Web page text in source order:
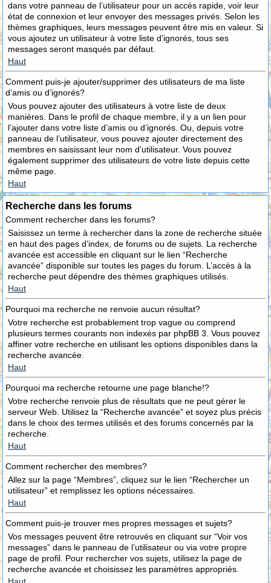
dans votre panneau de l’utilisateur pour un accès rapide, voir leur
état de connexion et leur envoyer des messages privés. Selon les
thèmes graphiques, leurs messages peuvent être mis en valeur. Si
vous ajoutez un utilisateur à votre liste d’ignorés, tous ses
messages seront masqués par défaut.
Haut
Comment puis-je ajouter/supprimer des utilisateurs de ma liste
d’amis ou d’ignorés?
Vous pouvez ajouter des utilisateurs à votre liste de deux
manières. Dans le profil de chaque membre, il y a un lien pour
l’ajouter dans votre liste d’amis ou d’ignorés. Ou, depuis votre
panneau de l’utilisateur, vous pouvez ajouter directement des
membres en saisissant leur nom d’utilisateur. Vous pouvez
également supprimer des utilisateurs de votre liste depuis cette
même page.
Haut
Recherche dans les forums
Comment rechercher dans les forums?
Saisissez un terme à rechercher dans la zone de recherche située
en haut des pages d’index, de forums ou de sujets. La recherche
avancée est accessible en cliquant sur le lien “Recherche
avancée” disponible sur toutes les pages du forum. L’accès à la
recherche peut dépendre des thèmes graphiques utilisés.
Haut
Pourquoi ma recherche ne renvoie aucun résultat?
Votre recherche est probablement trop vague ou comprend
plusieurs termes courants non indexés par phpBB 3. Vous pouvez
affiner votre recherche en utilisant les options disponibles dans la
recherche avancée.
Haut
Pourquoi ma recherche retourne une page blanche!?
Votre recherche renvoie plus de résultats que ne peut gérer le
serveur Web. Utilisez la “Recherche avancée” et soyez plus précis
dans le choix des termes utilisés et des forums concernés par la
recherche.
Haut
Comment rechercher des membres?
Allez sur la page “Membres”, cliquez sur le lien “Rechercher un
utilisateur” et remplissez les options nécessaires.
Haut
Comment puis-je trouver mes propres messages et sujets?
Vos messages peuvent être retrouvés en cliquant sur “Voir vos
messages” dans le panneau de l’utilisateur ou via votre propre
page de profil. Pour rechercher vos sujets, utilisez la page de
recherche avancée et choisissez les paramètres appropriés.